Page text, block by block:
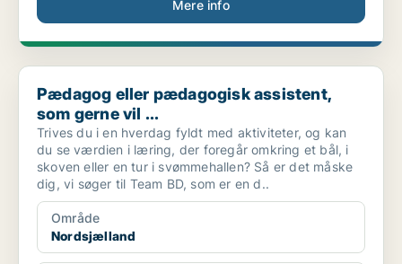
Mere info
Pædagog eller pædagogisk assistent, som gerne vil ...
Pædagog eller pædagogisk assistent,
som gerne vil ...
Trives du i en hverdag fyldt med aktiviteter, og kan
du se værdien i læring, der foregår omkring et bål, i
skoven eller en tur i svømmehallen? Så er det måske
dig, vi søger til Team BD, som er en d..
Område
Nordsjælland